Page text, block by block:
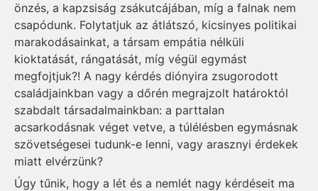
önzés, a kapzsiság zsákutcájában, míg a falnak nem
csapódunk. Folytatjuk az átlátszó, kicsinyes politikai
marakodásainkat, a társam empátia nélküli
kioktatását, rángatását, míg végül egymást
megfojtjuk?! A nagy kérdés diónyira zsugorodott
családjainkban vagy a dőrén megrajzolt határoktól
szabdalt társadalmainkban: a parttalan
acsarkodásnak véget vetve, a túlélésben egymásnak
szövetségesei tudunk-e lenni, vagy arasznyi érdekek
miatt elvérzünk?
Úgy tűnik, hogy a lét és a nemlét nagy kérdéseit ma